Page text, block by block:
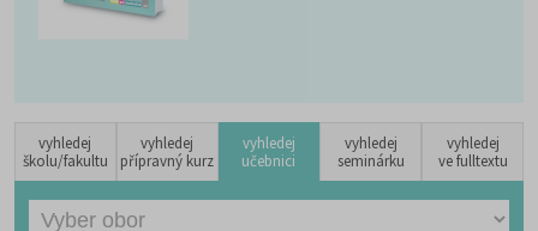
vyhledej
školu/fakultu
vyhledej
přípravný kurz
vyhledej
učebnici
vyhledej
seminárku
vyhledej
ve fulltextu